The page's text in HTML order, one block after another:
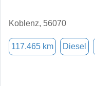
Koblenz, 56070
117.465 km Diesel